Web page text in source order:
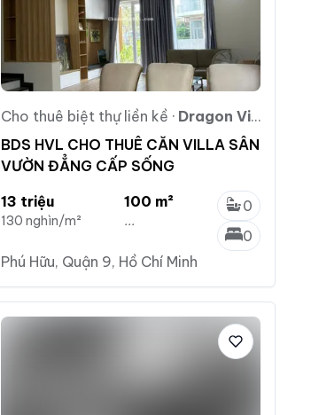
Cho thuê biệt thự liền kề · Dragon Village
BDS HVL CHO THUÊ CĂN VILLA SÂN
VƯỜN ĐẲNG CẤP SỐNG
13 triệu
130 nghìn/m²
100 m²
...
0
0
Phú Hữu, Quận 9, Hồ Chí Minh